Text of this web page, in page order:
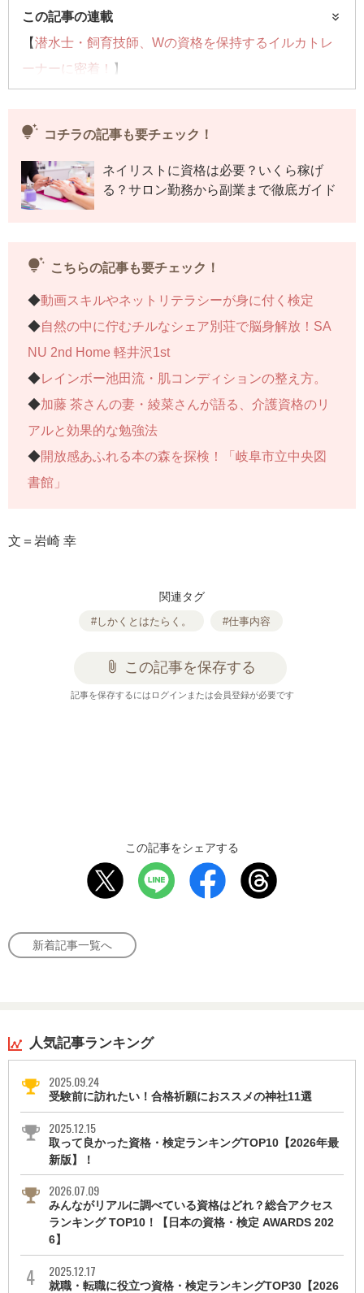
この記事の連載
【潜水士・飼育技師、Wの資格を保持するイルカトレ
ーナーに密着！ 】
ナーとなった元競輪選手
ードをのぞき見！ 】
tips_and_updates コチラの記事も要チェック！
ネイリストに資格は必要？いくら稼げ
る？サロン勤務から副業まで徹底ガイド
tips_and_updates こちらの記事も要チェック！
◆動画スキルやネットリテラシーが身に付く検定
◆自然の中に佇むチルなシェア別荘で脳身解放！SA
NU 2nd Home 軽井沢1st
◆レインボー池田流・肌コンディションの整え方。
◆加藤 茶さんの妻・綾菜さんが語る、介護資格のリ
アルと効果的な勉強法
◆開放感あふれる本の森を探検！「岐阜市立中央図
書館」
文＝岩崎 幸
関連タグ
#しかくとはたらく。 #仕事内容
attach_file この記事を保存する
記事を保存するにはログインまたは会員登録が必要です
この記事をシェアする
新着記事一覧へ
人気記事ランキング
2025.09.24
受験前に訪れたい！合格祈願におススメの神社11選
2025.12.15
取って良かった資格・検定ランキングTOP10【2026年最
新版】！
2026.07.09
みんながリアルに調べている資格はどれ？総合アクセス
ランキング TOP10！【日本の資格・検定 AWARDS 202
6】
2025.12.17
就職・転職に役立つ資格・検定ランキングTOP30【2026